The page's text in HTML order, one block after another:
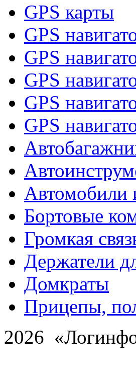
GPS карты
GPS
GPS
GPS
GPS
GPS
Автомобили
Бортовые
Громкая
Держатели
Домкраты
Прицепы,
2026